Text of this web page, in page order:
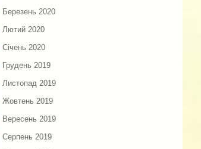
Березень 2020
Лютий 2020
Січень 2020
Грудень 2019
Листопад 2019
Жовтень 2019
Вересень 2019
Серпень 2019